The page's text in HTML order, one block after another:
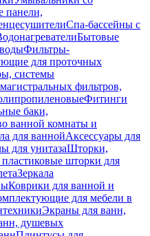
панели,
Спа-бассейны с
Бытовые
Фильтры-
для проточных
системы
фильтров,
Фитинги
баки,
ванной комнаты и
для ваннойАксессуары для
для унитазаШторки,
шторки для
Зеркала
Коврики для ванной и
для мебели в
Экраны для ванн,
душевых